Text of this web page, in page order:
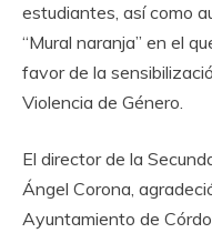
estudiantes, así como
“Mural naranja” en el
favor de la
Violencia de Género.
El director de la
Ángel Corona,
Ayuntamiento de